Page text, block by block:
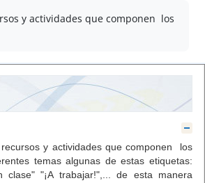
y actividades que componen los